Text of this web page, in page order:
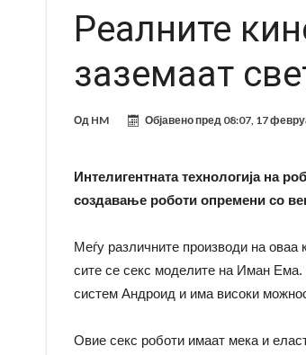
Реалните
заземаат
Од HM Објавено пред 08:07, 17
Интелигентната технологија на
создавање роботи опремени со
Меѓу различните производи на оваа
сите се секс моделите на Иман
систем Андроид и има високи
Овие секс роботи имаат мека и